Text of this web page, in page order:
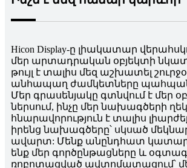
Hicon Display-ը լիակատար
մեր արտադրական օբյեկտի
թույլ է տալիս մեզ աշխատել
անհապաղ ժամկետները
Մեր գրասենյակը գտնվում է մեր
ներսում, ինչը մեր նախագծերի
հնարավորություն է տալիս
իրենց նախագծերը՝ սկսած
ավարտ: Մենք անընդհատ
ենք մեր գործընթացները և
ռոբոտացված ավտոմատացում՝